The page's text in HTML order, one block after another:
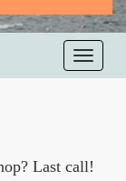
Toggle
Last call!